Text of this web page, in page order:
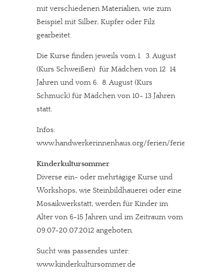
mit verschiedenen Materialien, wie zum
Beispiel mit Silber, Kupfer oder Filz
gearbeitet.
Die Kurse finden jeweils vom 1.  3. August
(Kurs Schweißen) für Mädchen von 12  14
Jahren und vom 6.  8. August (Kurs
Schmuck) für Mädchen von 10- 13 Jahren
statt.
Infos:
www.handwerkerinnenhaus.org/ferien/
Kinderkultursommer
Diverse ein- oder mehrtägige Kurse und
Workshops, wie Steinbildhauerei oder eine
Mosaikwerkstatt, werden für Kinder im
Alter von 6-15 Jahren und im Zeitraum vom
09.07-20.07.2012 angeboten.
Sucht was passendes unter:
www.kinderkultursommer.de